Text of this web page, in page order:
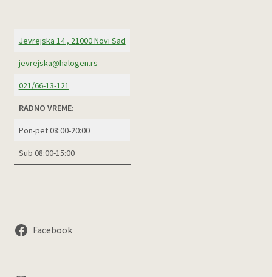
Jevrejska 14., 21000 Novi Sad
jevrejska@halogen.rs
021/66-13-121
RADNO VREME:
Pon-pet 08:00-20:00
Sub 08:00-15:00
Facebook